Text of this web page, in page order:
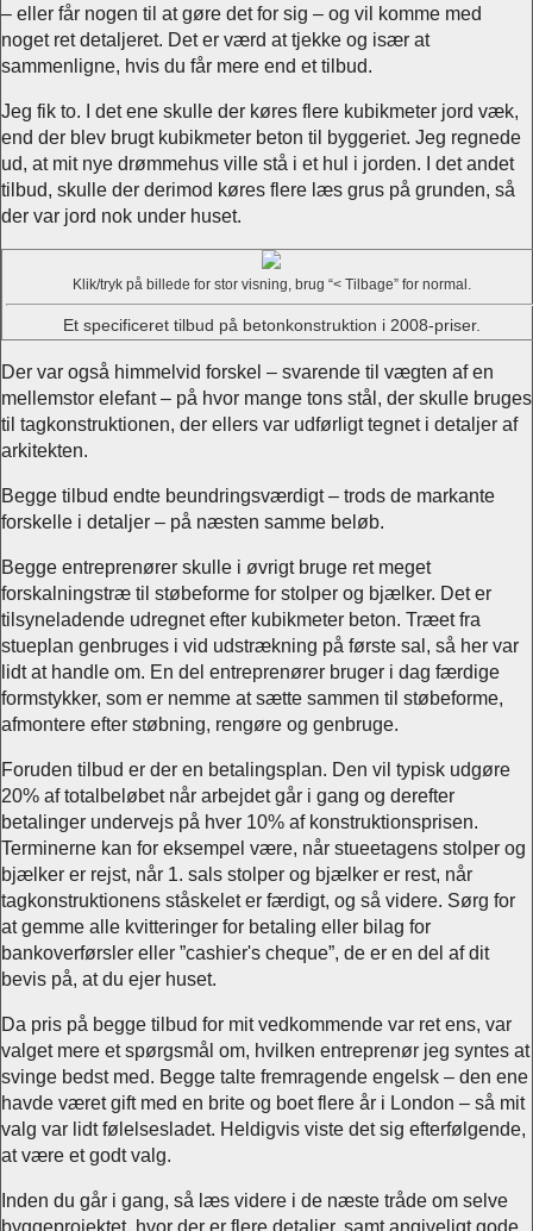
– eller får nogen til at gøre det for sig – og vil komme med
noget ret detaljeret. Det er værd at tjekke og især at
sammenligne, hvis du får mere end et tilbud.
Jeg fik to. I det ene skulle der køres flere kubikmeter jord væk,
end der blev brugt kubikmeter beton til byggeriet. Jeg regnede
ud, at mit nye drømmehus ville stå i et hul i jorden. I det andet
tilbud, skulle der derimod køres flere læs grus på grunden, så
der var jord nok under huset.
Klik/tryk på billede for stor visning, brug < Tilbage for normal.
Et specificeret tilbud på betonkonstruktion i 2008-priser.
Der var også himmelvid forskel – svarende til vægten af en
mellemstor elefant – på hvor mange tons stål, der skulle bruges
til tagkonstruktionen, der ellers var udførligt tegnet i detaljer af
arkitekten.
Begge tilbud endte beundringsværdigt – trods de markante
forskelle i detaljer – på næsten samme beløb.
Begge entreprenører skulle i øvrigt bruge ret meget
forskalningstræ til støbeforme for stolper og bjælker. Det er
tilsyneladende udregnet efter kubikmeter beton. Træet fra
stueplan genbruges i vid udstrækning på første sal, så her var
lidt at handle om. En del entreprenører bruger i dag færdige
formstykker, som er nemme at sætte sammen til støbeforme,
afmontere efter støbning, rengøre og genbruge.
Foruden tilbud er der en betalingsplan. Den vil typisk udgøre
20% af totalbeløbet når arbejdet går i gang og derefter
betalinger undervejs på hver 10% af konstruktionsprisen.
Terminerne kan for eksempel være, når stueetagens stolper og
bjælker er rejst, når 1. sals stolper og bjælker er rest, når
tagkonstruktionens ståskelet er færdigt, og så videre. Sørg for
at gemme alle kvitteringer for betaling eller bilag for
bankoverførsler eller ”cashier's cheque”, de er en del af dit
bevis på, at du ejer huset.
Da pris på begge tilbud for mit vedkommende var ret ens, var
valget mere et spørgsmål om, hvilken entreprenør jeg syntes at
svinge bedst med. Begge talte fremragende engelsk – den ene
havde været gift med en brite og boet flere år i London – så mit
valg var lidt følelsesladet. Heldigvis viste det sig efterfølgende,
at være et godt valg.
Inden du går i gang, så læs videre i de næste tråde om selve
byggeprojektet, hvor der er flere detaljer, samt angiveligt gode